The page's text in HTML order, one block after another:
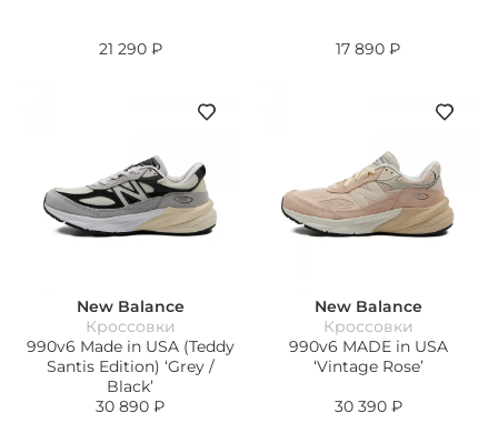
21 290 ₽ 17 890 ₽
New Balance
Кроссовки
990v6 Made in USA (Teddy
Santis Edition) ‘Grey /
Black’
30 890 ₽
New Balance
Кроссовки
990v6 MADE in USA
‘Vintage Rose’
30 390 ₽